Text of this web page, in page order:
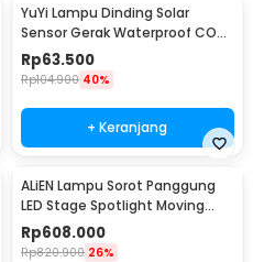
YuYi Lampu Dinding Solar
Sensor Gerak Waterproof COB
100LED Cool White - SMT-F100
Rp63.500
Rp104.900 40%
+ Keranjang
ALiEN Lampu Sorot Panggung
LED Stage Spotlight Moving
Head RGB 10W - DM512
Rp608.000
Rp820.900 26%